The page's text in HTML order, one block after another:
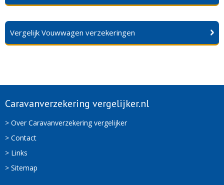
Vergelijk Vouwwagen verzekeringen
Caravanverzekering vergelijker.nl
> Over Caravanverzekering vergelijker
> Contact
> Links
> Sitemap